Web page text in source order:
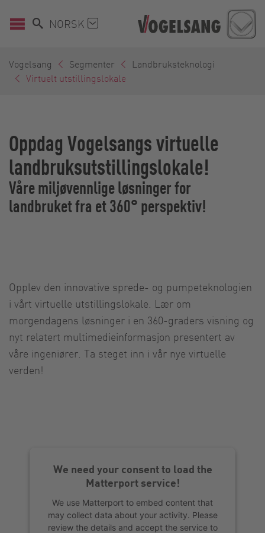
NORSK
Vogelsang Segmenter
Landbruksteknologi
Virtuelt utstillingslokale
Oppdag Vogelsangs virtuelle
landbruksutstillingslokale!
Våre miljøvennlige løsninger for
landbruket fra et 360° perspektiv!
Opplev den innovative sprede- og pumpeteknologien
i vårt virtuelle utstillingslokale. Lær om
morgendagens løsninger i en 360-graders visning og
nyt relatert multimedieinformasjon presentert av
våre ingeniører. Ta steget inn i vår nye virtuelle
verden!
We need your consent to load the
Matterport service!
We use Matterport to embed content that
may collect data about your activity. Please
review the details and accept the service to